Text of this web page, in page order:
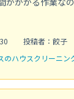
投稿者：餃子
のハウスクリーニン